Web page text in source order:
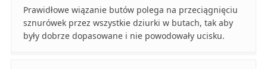
Prawidłowe wiązanie butów polega na przeciągnięciu
sznurówek przez wszystkie dziurki w butach, tak aby
były dobrze dopasowane i nie powodowały ucisku.